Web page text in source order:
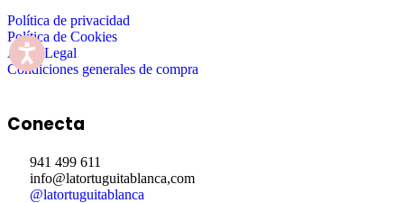
Política de privacidad
Política de Cookies
Aviso Legal
Condiciones generales de compra
Conecta
941 499 611
info@latortuguitablanca,com
@latortuguitablanca